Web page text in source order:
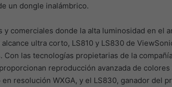
un dongle inalámbrico.
y comerciales donde la alta luminosidad en el
ultra corto, LS810 y LS830 de
las tecnologías propietarias de la
reproducción avanzada de
resolución WXGA, y el LS830, ganador del